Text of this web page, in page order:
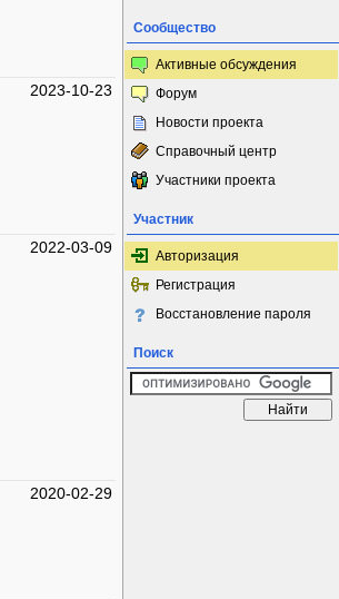
2023-10-23
2022-03-09
2020-02-29
Сообщество
Активные обсуждения
Форум
Новости проекта
Справочный центр
Участники проекта
Участник
Авторизация
Регистрация
Восстановление пароля
Поиск